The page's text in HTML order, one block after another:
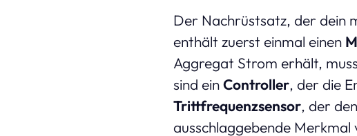
Der Nachrüstsatz, der dein
enthält zuerst einmal einen
Aggregat Strom erhält,
sind einController, der die
Trittfrequenzsensor, der
ausschlaggebende Merkmal